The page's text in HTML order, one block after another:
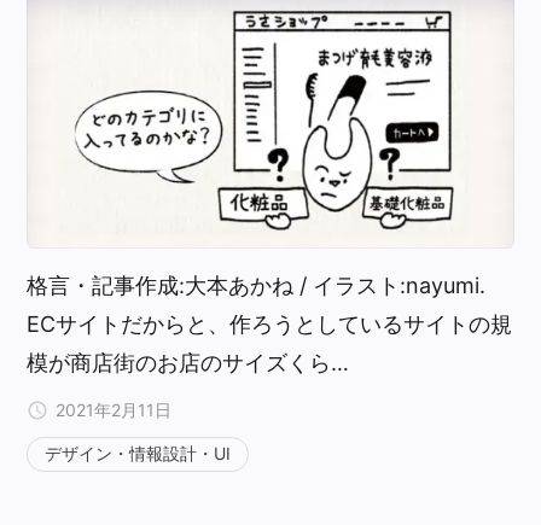
格言・記事作成:大本あかね / イラスト:nayumi.
ECサイトだからと、作ろうとしているサイトの規
模が商店街のお店のサイズくら…
2021年2月11日
デザイン・情報設計・UI